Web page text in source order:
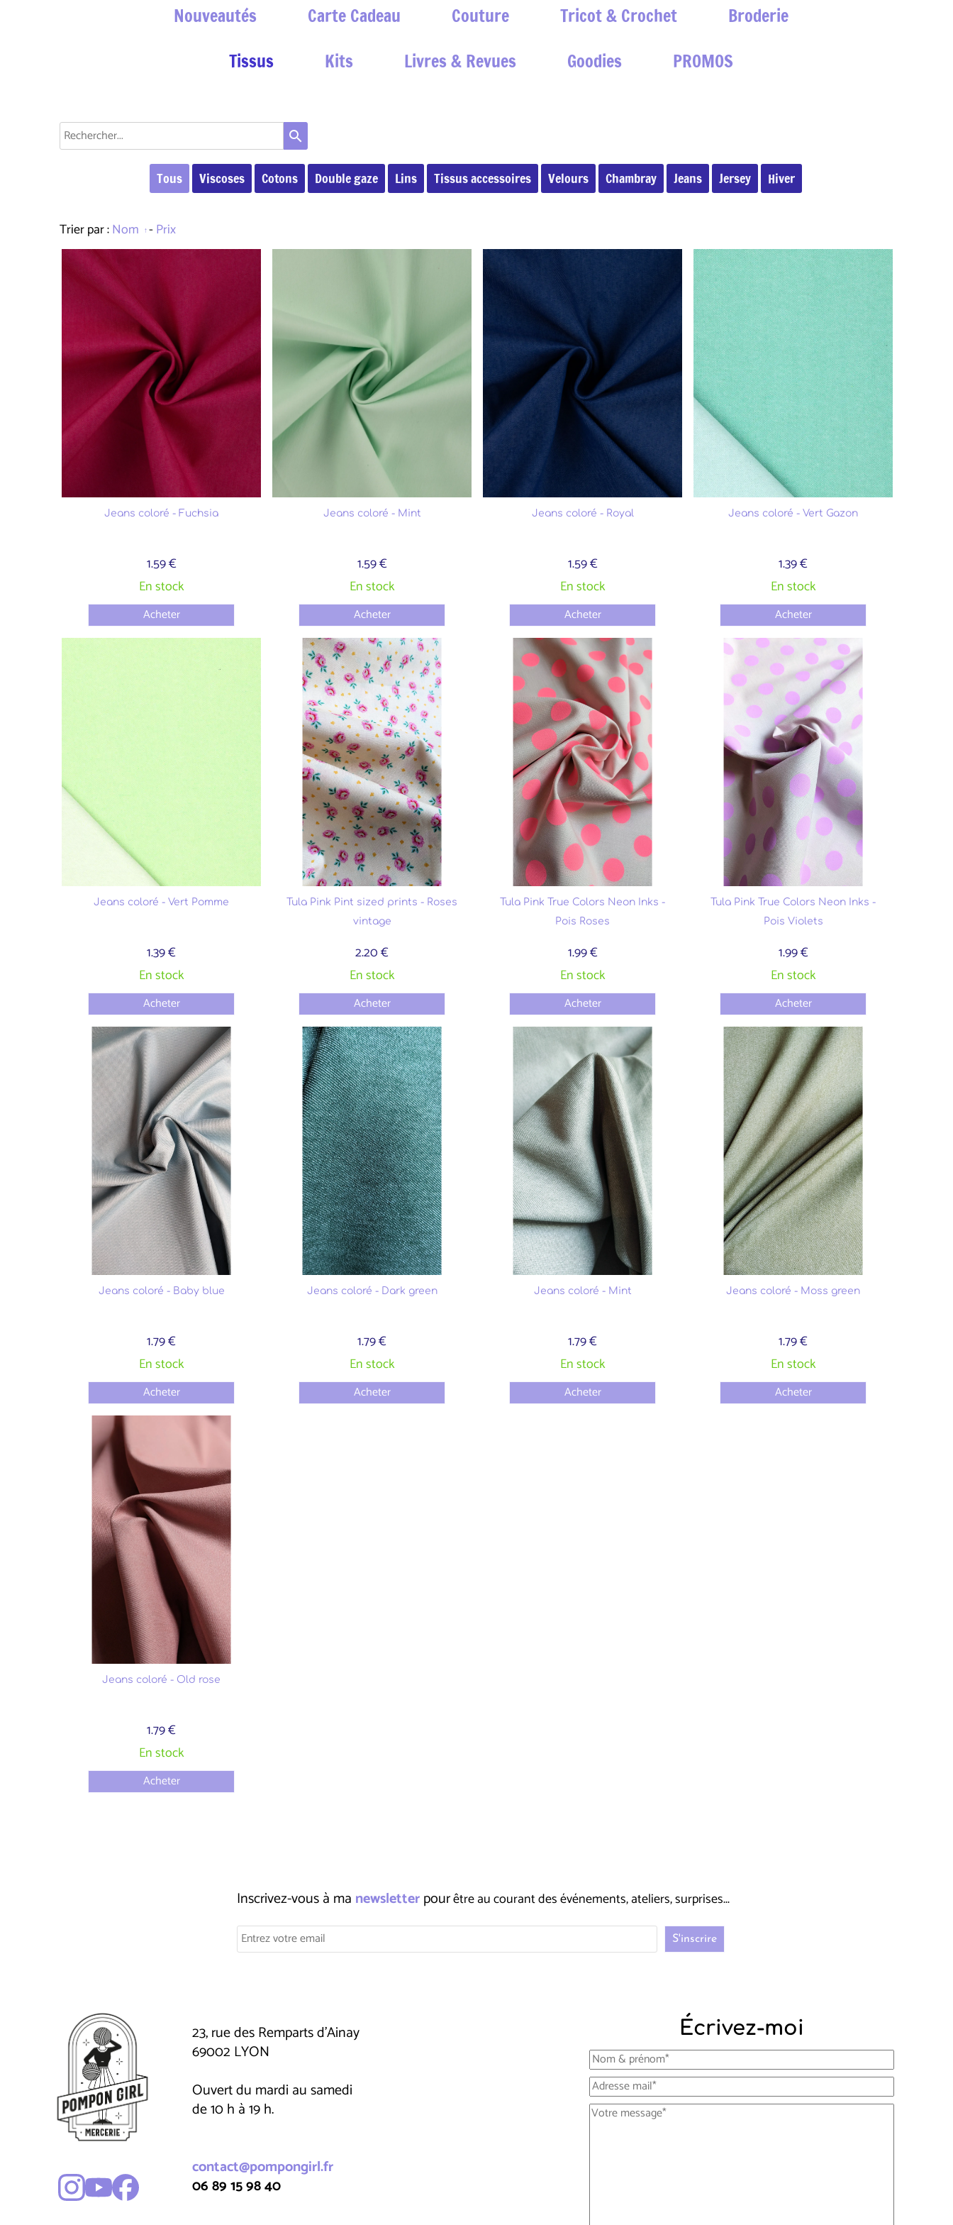
Écrivez-moi
23, rue des Remparts d'Ainay
69002 LYON
Ouvert du mardi au samedi
de 10 h à 19 h.
contact@pompongirl.fr
06 89 15 98 40
Inscrivez-vous à ma newsletterpourêtre au courant des événements, ateliers, surprises...
Nouveautés Carte Cadeau Couture Tricot & Crochet
Broderie
Tissus
Kits Livres & Revues Goodies PROMOS
search
Tous Viscoses Cotons Double gaze Lins Tissus accessoires Velours Chambray Jeans Jersey Hiver
Trier par :Nom -Prix
Jeans coloré - Fuchsia
1.59 €
En stock
Acheter
Jeans coloré - Mint
1.59 €
En stock
Acheter
Jeans coloré - Royal
1.59 €
En stock
Acheter
Jeans coloré - Vert Gazon
1.39 €
En stock
Acheter
Jeans coloré - Vert Pomme
1.39 €
En stock
Acheter
Tula Pink Pint sized prints - Roses
vintage
2.20 €
En stock
Acheter
Tula Pink True Colors Neon Inks -
Pois Roses
1.99 €
En stock
Acheter
Tula Pink True Colors Neon Inks -
Pois Violets
1.99 €
En stock
Acheter
Jeans coloré - Baby blue
1.79 €
En stock
Acheter
Jeans coloré - Dark green
1.79 €
En stock
Acheter
Jeans coloré - Mint
1.79 €
En stock
Acheter
Jeans coloré - Moss green
1.79 €
En stock
Acheter
Jeans coloré - Old rose
1.79 €
En stock
Acheter